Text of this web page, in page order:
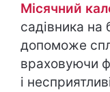
Місячний
садівника
допоможе
враховуючи
і